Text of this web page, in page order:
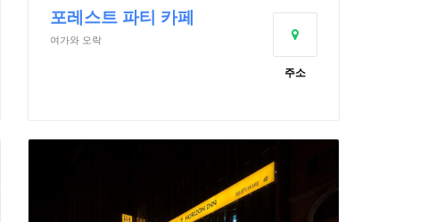
포레스트 파티 카페
여가와 오락
주소